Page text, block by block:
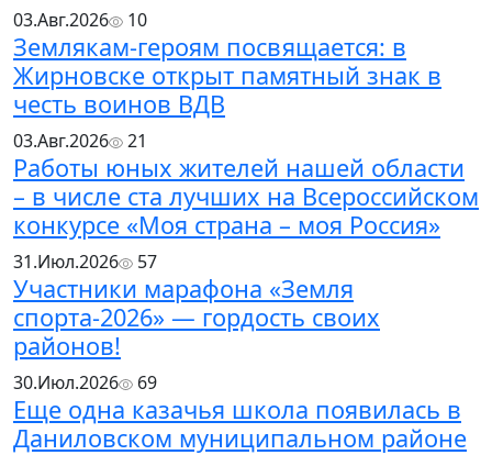
03.Авг.2026 10
Землякам-героям посвящается: в
Жирновске открыт памятный знак в
честь воинов ВДВ
03.Авг.2026 21
Работы юных жителей нашей области
– в числе ста лучших на Всероссийском
конкурсе «Моя страна – моя Россия»
31.Июл.2026 57
Участники марафона «Земля
спорта-2026» — гордость своих
районов!
30.Июл.2026 69
Еще одна казачья школа появилась в
Даниловском муниципальном районе